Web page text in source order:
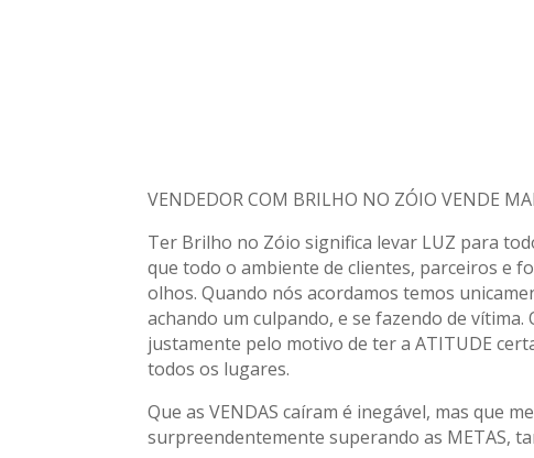
VENDEDOR COM BRILHO NO ZÓIO VENDE
Ter Brilho no Zóio significa levar LUZ para
que todo o ambiente de clientes, parceiros e
olhos. Quando nós acordamos temos
achando um culpando, e se fazendo de
justamente pelo motivo de ter a ATITUDE
todos os lugares.
Que as VENDAS caíram é inegável, mas que
surpreendentemente superando as METAS,